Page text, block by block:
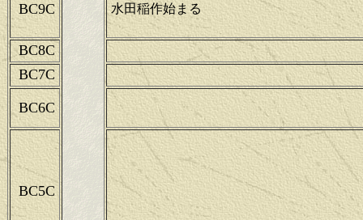
BC9C 水田稲作始まる
BC8C
BC7C
BC6C
BC5C